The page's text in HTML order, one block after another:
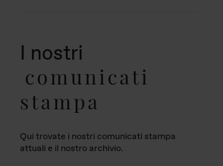
I nostri
comunicati
stampa
Qui trovate i nostri comunicati stampa
attuali e il nostro archivio.